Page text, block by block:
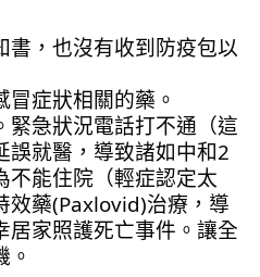
書，也沒有收到防疫包以
冒症狀相關的藥。
緊急狀況電話打不通（這
誤就醫，導致諸如中和2
不能住院（輕症認定太
效藥(Paxlovid)治療，導
居家照護死亡事件。讓全
。